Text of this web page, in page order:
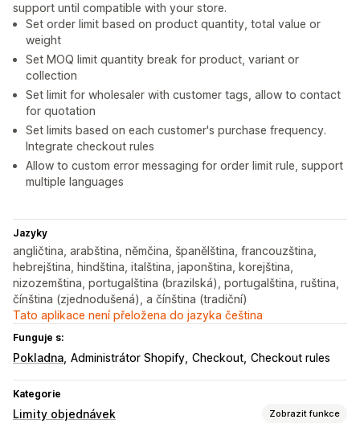
support until compatible with your store.
Set order limit based on product quantity, total value or
weight
Set MOQ limit quantity break for product, variant or
collection
Set limit for wholesaler with customer tags, allow to contact
for quotation
Set limits based on each customer's purchase frequency.
Integrate checkout rules
Allow to custom error messaging for order limit rule, support
multiple languages
Jazyky
angličtina, arabština, němčina, španělština, francouzština,
hebrejština, hindština, italština, japonština, korejština,
nizozemština, portugalština (brazilská), portugalština, ruština,
čínština (zjednodušená), a čínština (tradiční)
Tato aplikace není přeložena do jazyka čeština
Funguje s:
Pokladna Administrátor Shopify Checkout Checkout rules
Kategorie
Limity objednávek Zobrazit funkce